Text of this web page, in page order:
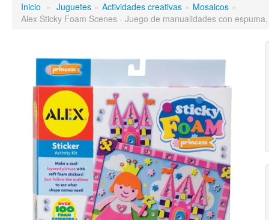
Inicio » Juguetes » Actividades creativas » Mosaicos »
Alex Sticky Foam Scenes - Juego de manualidades con